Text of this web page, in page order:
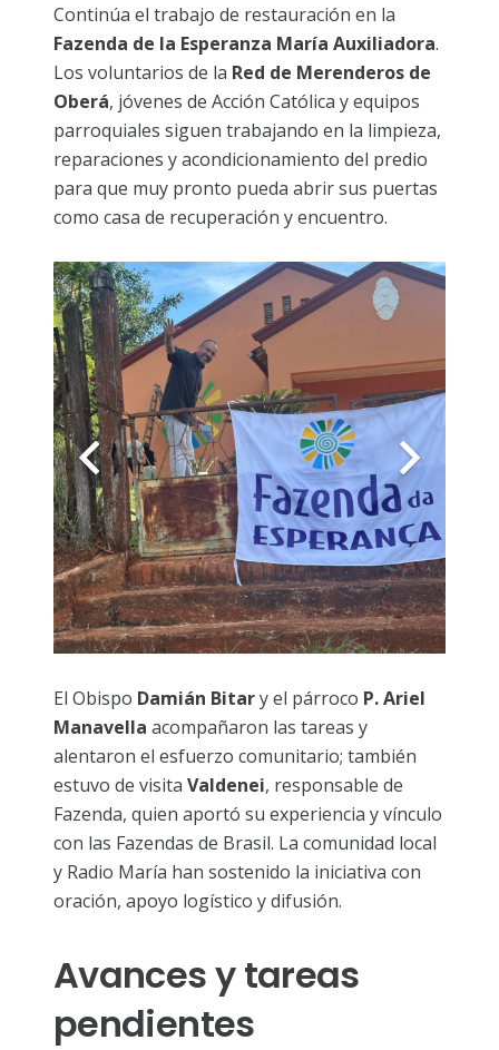
Continúa el trabajo de restauración en la
Fazenda de la Esperanza María Auxiliadora.
Los voluntarios de la Red de Merenderos de
Oberá, jóvenes de Acción Católica y equipos
parroquiales siguen trabajando en la limpieza,
reparaciones y acondicionamiento del predio
para que muy pronto pueda abrir sus puertas
como casa de recuperación y encuentro.
El Obispo Damián Bitary el párroco P. Ariel
Manavella acompañaron las tareas y
alentaron el esfuerzo comunitario; también
estuvo de visita Valdenei, responsable de
Fazenda, quien aportó su experiencia y vínculo
con las Fazendas de Brasil. La comunidad local
y Radio María han sostenido la iniciativa con
oración, apoyo logístico y difusión.
Avances y tareas
pendientes